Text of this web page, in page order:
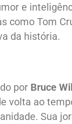
e
como Tom
da história.
por Bruce
volta ao
Sua